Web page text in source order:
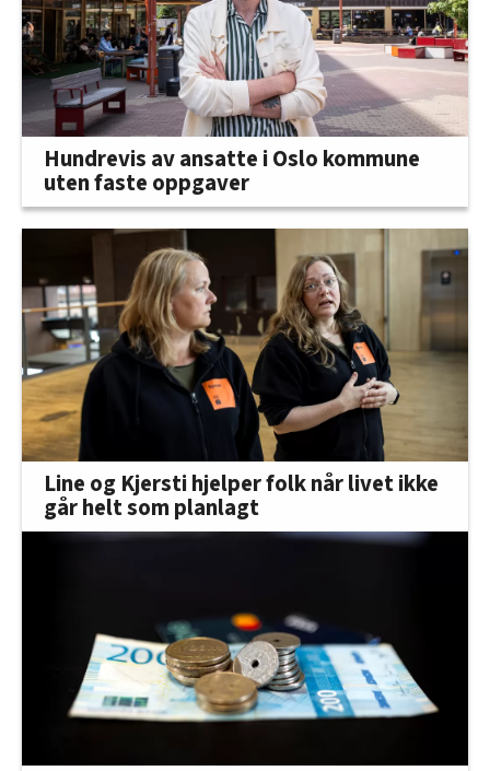
Hundrevis av ansatte i Oslo kommune
uten faste oppgaver
Line og Kjersti hjelper folk når livet ikke
går helt som planlagt